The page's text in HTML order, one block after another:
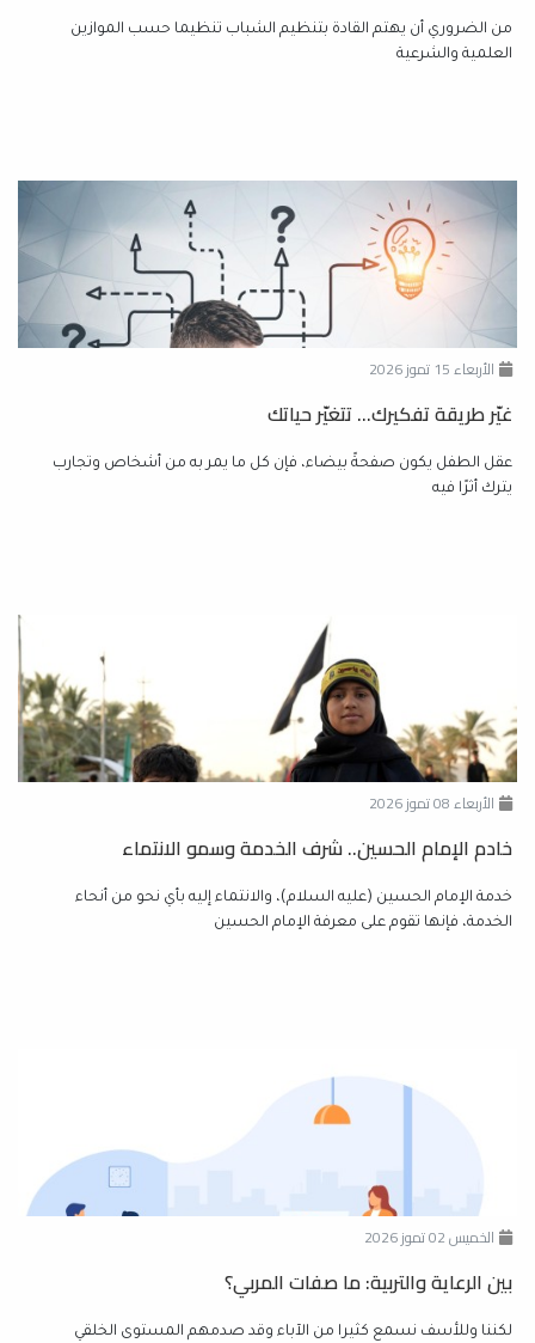
من الضروري أن يهتم القادة بتنظيم الشباب تنظيما حسب الموازين
العلمية والشرعية
الأربعاء 15 تموز 2026
غيّر طريقة تفكيرك... تتغيّر حياتك
عقل الطفل يكون صفحةً بيضاء، فإن كل ما يمر به من أشخاص وتجارب
يترك أثرًا فيه
الأربعاء 08 تموز 2026
خادم الإمام الحسين.. شرف الخدمة وسمو الانتماء
خدمة الإمام الحسين (عليه السلام)، والانتماء إليه بأي نحو من أنحاء
الخدمة، فإنها تقوم على معرفة الإمام الحسين
الخميس 02 تموز 2026
بين الرعاية والتربية: ما صفات المربي؟
لكننا وللأسف نسمع كثيرا من الآباء وقد صدمهم المستوى الخلقي